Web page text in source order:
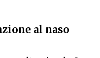
al naso